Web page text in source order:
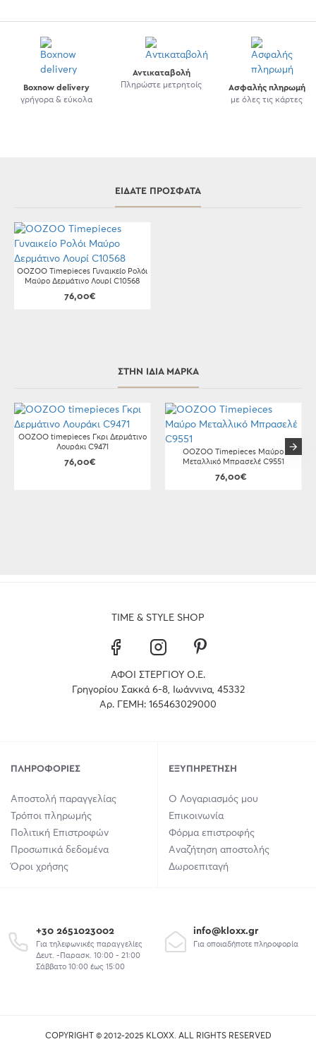
Boxnow delivery
γρήγορα & εύκολα
Αντικαταβολή
Πληρώστε μετρητοίς
Ασφαλής πληρωμή
με όλες τις κάρτες
ΕΊΔΑΤΕ ΠΡΌΣΦΑΤΑ
OOZOO Timepieces Γυναικείο Ρολόι
Μαύρο Δερμάτινο Λουρί C10568
76,00€
ΣΤΗΝ ΊΔΙΑ ΜΆΡΚΑ
OOZOO timepieces Γκρι Δερμάτινο
Λουράκι C9471
76,00€
OOZOO Timepieces Μαύρο
Μεταλλικό Μπρασελέ C9551
76,00€
TIME & STYLE SHOP
ΑΦΟΙ ΣΤΕΡΓΙΟΥ Ο.Ε.
Γρηγορίου Σακκά 6-8, Ιωάννινα, 45332
Αρ. ΓΕΜΗ: 165463029000
ΠΛΗΡΟΦΟΡΊΕΣ
Αποστολή παραγγελίας
Τρόποι πληρωμής
Πολιτική Επιστροφών
Προσωπικά δεδομένα
Όροι χρήσης
ΕΞΥΠΗΡΈΤΗΣΗ
Ο Λογαριασμός μου
Επικοινωνία
Φόρμα επιστροφής
Αναζήτηση αποστολής
Δωροεπιταγή
+30 2651023002
Για τηλεφωνικές παραγγελίες
Δευτ. -Παρασκ. 10:00 - 21:00
Σάββατο 10:00 έως 15:00
info@kloxx.gr
Για οποιαδήποτε πληροφορία
COPYRIGHT © 2012-2025 KLOXX. ALL RIGHTS RESERVED